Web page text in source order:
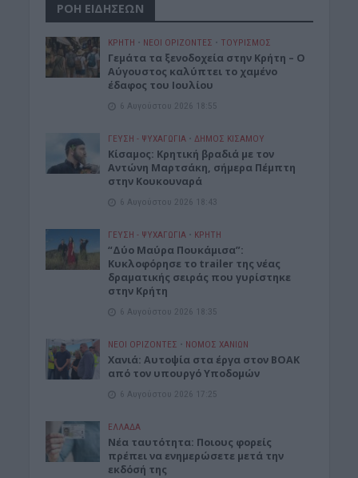
ΡΟΗ ΕΙΔΗΣΕΩΝ
ΚΡΗΤΗ • ΝΕΟΙ ΟΡΙΖΟΝΤΕΣ • ΤΟΥΡΙΣΜΟΣ
Γεμάτα τα ξενοδοχεία στην Κρήτη – Ο
Αύγουστος καλύπτει το χαμένο
έδαφος του Ιουλίου
6 Αυγούστου 2026 18:55
ΓΕΎΣΗ - ΨΥΧΑΓΩΓΊΑ • ΔΉΜΟΣ ΚΙΣΆΜΟΥ
Kίσαμος: Κρητική βραδιά με τον
Αντώνη Μαρτσάκη, σήμερα Πέμπτη
στην Κουκουναρά
6 Αυγούστου 2026 18:43
ΓΕΎΣΗ - ΨΥΧΑΓΩΓΊΑ • ΚΡΗΤΗ
“Δύο Μαύρα Πουκάμισα”:
Κυκλοφόρησε το trailer της νέας
δραματικής σειράς που γυρίστηκε
στην Κρήτη
6 Αυγούστου 2026 18:35
ΝΕΟΙ ΟΡΙΖΟΝΤΕΣ • ΝΟΜΌΣ ΧΑΝΊΩΝ
Χανιά: Αυτοψία στα έργα στον ΒΟΑΚ
από τον υπουργό Υποδομών
6 Αυγούστου 2026 17:25
ΕΛΛΑΔΑ
Νέα ταυτότητα: Ποιους φορείς
πρέπει να ενημερώσετε μετά την
εκδόσή της